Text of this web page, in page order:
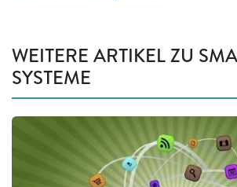
WEITERE ARTIKEL ZU
SYSTEME